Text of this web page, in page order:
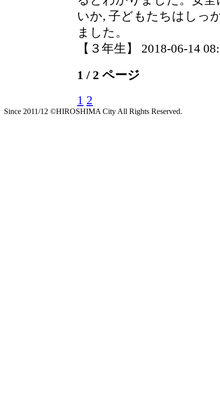
いか, 子どもたちはしっ
ました。
【３年生】 2018-06-14
1 / 2 ページ
1 2
Since 2011/12 ©HIROSHIMA City All Rights Reserved.